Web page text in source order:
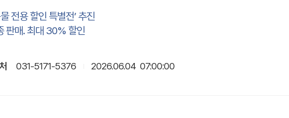
전용 할인 특별전’ 추진
판매. 최대 30% 할인
031-5171-5376 2026.06.04 07:00:00